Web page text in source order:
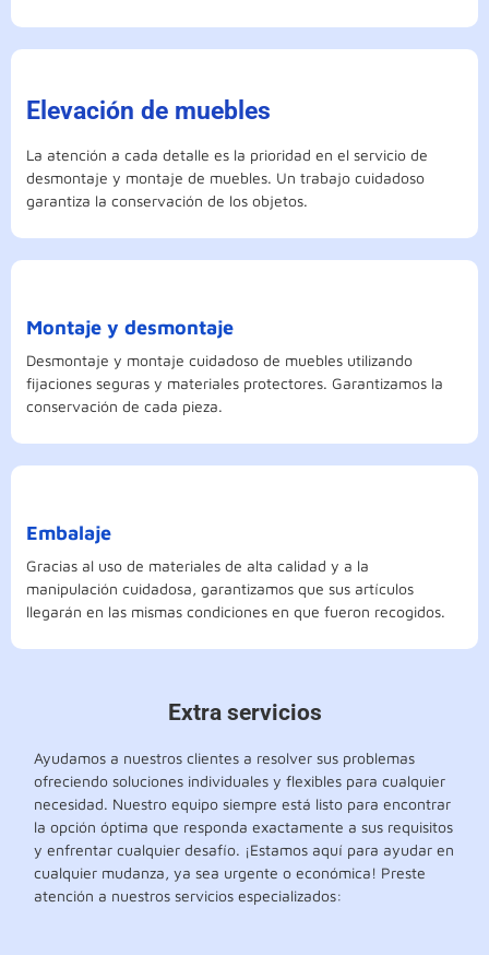
Elevación de muebles
La atención a cada detalle es la prioridad en el servicio de
desmontaje y montaje de muebles. Un trabajo cuidadoso
garantiza la conservación de los objetos.
Montaje y desmontaje
Desmontaje y montaje cuidadoso de muebles utilizando
fijaciones seguras y materiales protectores. Garantizamos la
conservación de cada pieza.
Embalaje
Gracias al uso de materiales de alta calidad y a la
manipulación cuidadosa, garantizamos que sus artículos
llegarán en las mismas condiciones en que fueron recogidos.
Extra servicios
Ayudamos a nuestros clientes a resolver sus problemas
ofreciendo soluciones individuales y flexibles para cualquier
necesidad. Nuestro equipo siempre está listo para encontrar
la opción óptima que responda exactamente a sus requisitos
y enfrentar cualquier desafío. ¡Estamos aquí para ayudar en
cualquier mudanza, ya sea urgente o económica! Preste
atención a nuestros servicios especializados: